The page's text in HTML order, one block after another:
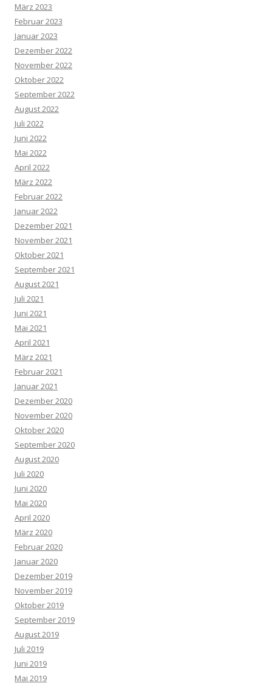
März 2023
Februar 2023
Januar 2023
Dezember 2022
November 2022
Oktober 2022
September 2022
August 2022
Juli 2022
Juni 2022
Mai 2022
April 2022
März 2022
Februar 2022
Januar 2022
Dezember 2021
November 2021
Oktober 2021
September 2021
August 2021
Juli 2021
Juni 2021
Mai 2021
April 2021
März 2021
Februar 2021
Januar 2021
Dezember 2020
November 2020
Oktober 2020
September 2020
August 2020
Juli 2020
Juni 2020
Mai 2020
April 2020
März 2020
Februar 2020
Januar 2020
Dezember 2019
November 2019
Oktober 2019
September 2019
August 2019
Juli 2019
Juni 2019
Mai 2019